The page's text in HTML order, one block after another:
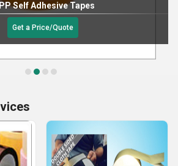
Self Adhesive Tapes
Get a Price/Quote